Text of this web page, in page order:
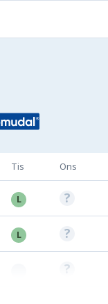
Tis Ons